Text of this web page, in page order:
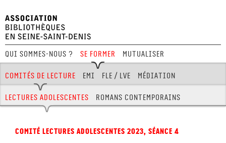
Qui sommes-nous ? Se former
Comités de lecture
Lectures adolescentes Romans contemporains
EMI FLE / LVE Médiation
Aménagement Jeux BD Journées pro
Mutualiser
Festival Hors Limites
Comité lectures adolescentes 2023, séance 4